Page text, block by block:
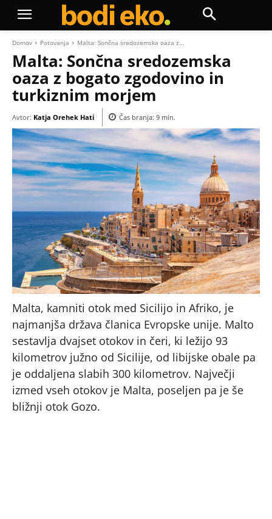
Domov Potovanja Malta: Sončna sredozemska oaza z...
Malta: Sončna sredozemska
oaza z bogato zgodovino in
turkiznim morjem
Avtor: Katja Orehek Hati Čas branja: 9 min.
Malta, kamniti otok med Sicilijo in Afriko, je
najmanjša država članica Evropske unije. Malto
sestavlja dvajset otokov in čeri, ki ležijo 93
kilometrov južno od Sicilije, od libijske obale pa
je oddaljena slabih 300 kilometrov. Največji
izmed vseh otokov je Malta, poseljen pa je še
bližnji otok Gozo.